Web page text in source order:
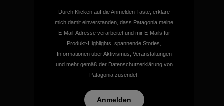
Wir unterstützen Klima- und
Umweltschutzgruppen.
Durch Klicken auf die Anmelden Taste, erkläre
mich damit einverstanden, dass Patagonia meine
E-Mail-Adresse verarbeitet und mir E-Mails für
Produkt-Highlights, spannende Stories,
Informationen über Aktivismus, Veranstaltungen
und mehr gemäß der Datenschutzerklärungvon
Patagonia zusendet.
Anmelden